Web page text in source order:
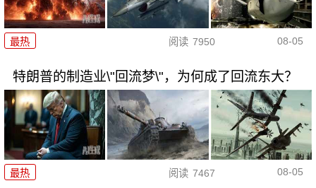
最热 阅读 7950 08-05
特朗普的制造业\"回流梦\"，为何成了回流东大？
最热 阅读 7467 08-05